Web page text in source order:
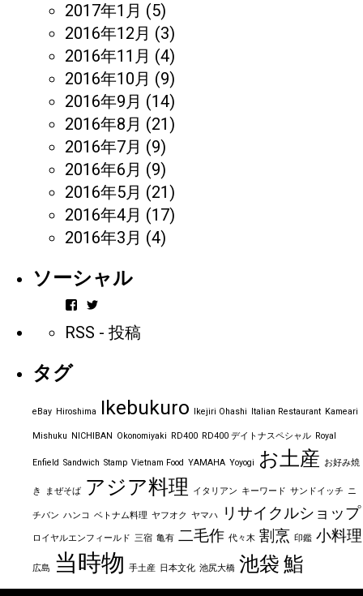
2017年1月 (5)
2016年12月 (3)
2016年11月 (4)
2016年10月 (9)
2016年9月 (14)
2016年8月 (21)
2016年7月 (9)
2016年6月 (9)
2016年5月 (21)
2016年4月 (17)
2016年3月 (4)
ソーシャル
vintageorder
ん
ー
を
で
示
ん
の
ー
を
で
示
RSS - 投稿
タグ
eBay Hiroshima Ikebukuro Ikejiri Ohashi Italian Restaurant Kameari
Mishuku NICHIBAN Okonomiyaki RD400 RD400 デイトナスペシャル Royal
Enfield Sandwich Stamp Vietnam Food YAMAHA Yoyogi お土産 お好み焼
き まぜそば アジア料理 イタリアン キーワード サンドイッチ ニ
チバン ハンコ ベトナム料理 ヤフオク ヤマハ リサイクルショップ
ロイヤルエンフィールド 三宿 亀有 二毛作 代々木 割烹 印鑑 小料理
広島 当時物 手土産 日本文化 池尻大橋 池袋 鮨